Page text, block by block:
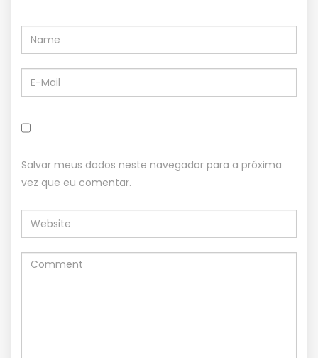
Salvar meus dados neste navegador para a próxima
vez que eu comentar.